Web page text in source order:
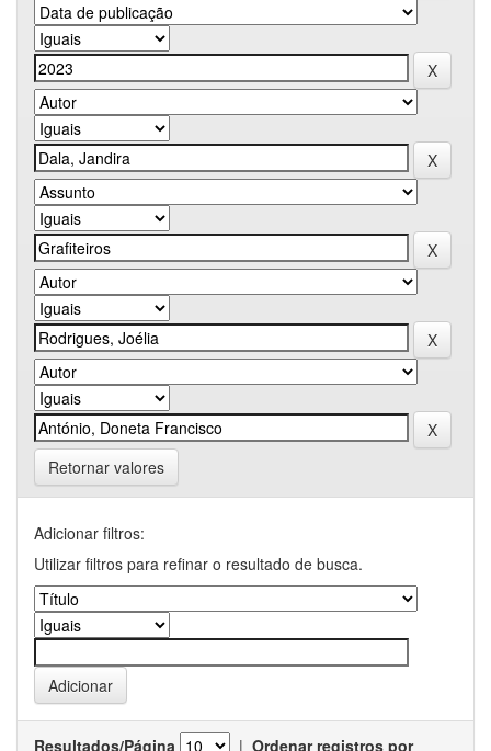
Retornar valores
Adicionar filtros:
Utilizar filtros para refinar o resultado de busca.
Resultados/Página | Ordenar registros por